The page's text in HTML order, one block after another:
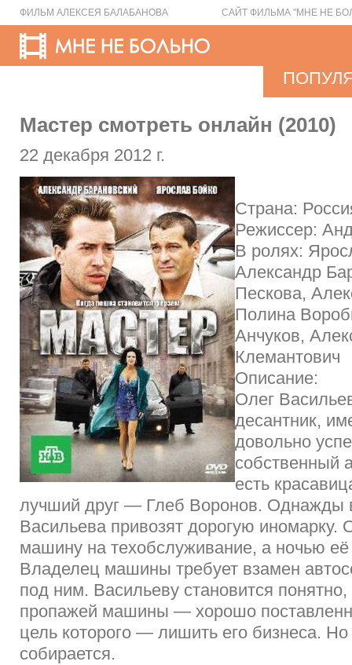
ФИЛЬМ АЛЕКСЕЯ БАЛАБАНОВА САЙТ ФИЛЬМА "МНЕ НЕ
Мастер смотреть онлайн (2010)
22 декабря 2012 г.
Страна:
Режиссер:
В ролях:
Александр
Пескова,
Полина
Анчуков,
Клемантович
Описание:
Олег
десантник,
довольно
собственный
есть
лучший друг — Глеб Воронов. Однажды
Васильева привозят дорогую иномарку.
машину на техобслуживание, а ночью её
Владелец машины требует взамен
под ним. Васильеву становится понятно,
пропажей машины — хорошо
цель которого — лишить его бизнеса. Но
собирается.